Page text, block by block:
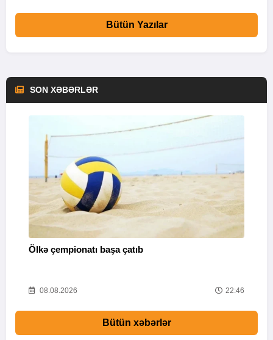
Bütün Yazılar
SON XƏBƏRLƏR
Ölkə çempionatı başa çatıb
08.08.2026 22:46
Bütün xəbərlər